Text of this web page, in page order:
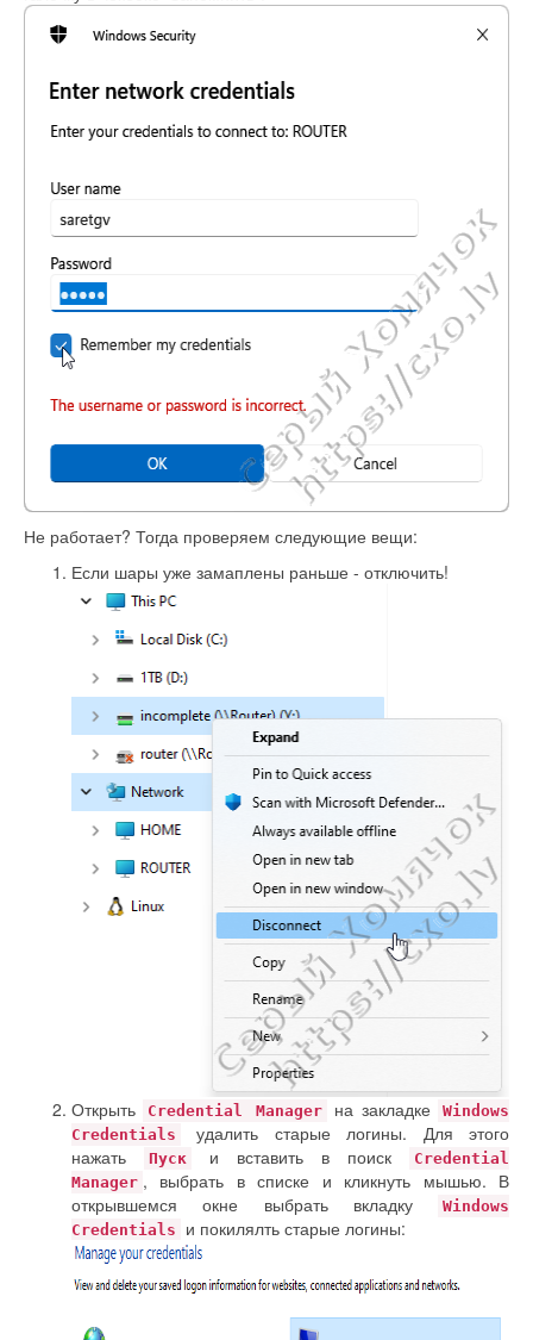
Не работает? Тогда проверяем следующие вещи:
Если шары уже замаплены раньше - отключить!
Открыть Credential Manager на закладке
Windows
Credentials
удалить старые логины. Для этого
нажать
Пуск и вставить в поиск
Credential
Manager , выбрать в списке и кликнуть мышью. В
открывшемся окне выбрать вкладку
Windows
Credentials
и покилялть старые логины: